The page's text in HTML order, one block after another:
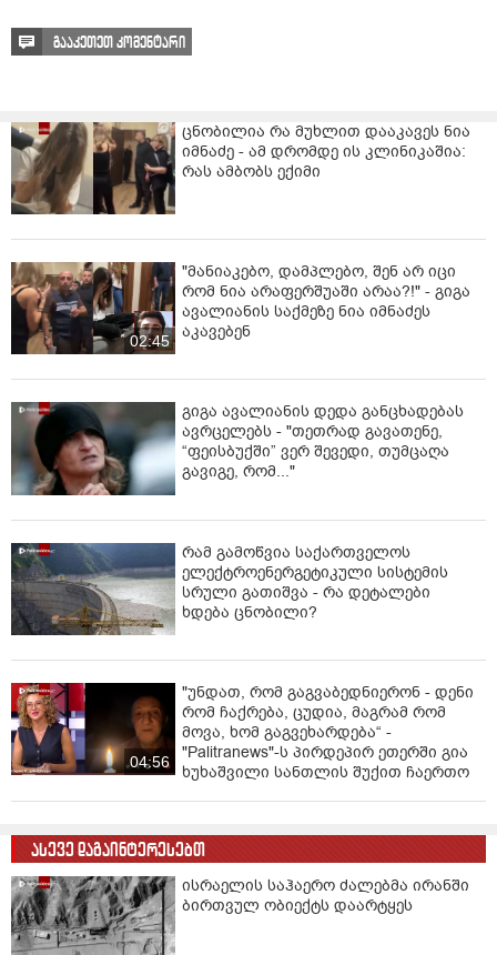
გააკეთეთ კომენტარი
ცნობილია რა მუხლით დააკავეს ნია
იმნაძე - ამ დრომდე ის კლინიკაშია:
რას ამბობს ექიმი
02:45
"მანიაკებო, დამპლებო, შენ არ იცი
რომ ნია არაფერშუაში არაა?!" - გიგა
ავალიანის საქმეზე ნია იმნაძეს
აკავებენ
გიგა ავალიანის დედა განცხადებას
ავრცელებს - "თეთრად გავათენე,
“ფეისბუქში” ვერ შევედი, თუმცაღა
გავიგე, რომ..."
რამ გამოწვია საქართველოს
ელექტროენერგეტიკული სისტემის
სრული გათიშვა - რა დეტალები
ხდება ცნობილი?
04:56
"უნდათ, რომ გაგვაბედნიერონ - დენი
რომ ჩაქრება, ცუდია, მაგრამ რომ
მოვა, ხომ გაგვეხარდება“ -
"Palitranews"-ს პირდეპირ ეთერში გია
ხუხაშვილი სანთლის შუქით ჩაერთო
ასევე დაგაინტერესებთ
ისრაელის საჰაერო ძალებმა ირანში
ბირთვულ ობიექტს დაარტყეს